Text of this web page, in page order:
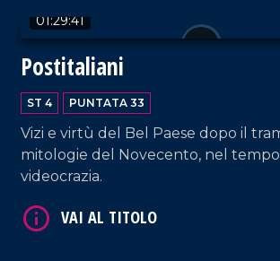
01:29:41
Postitaliani
ST 4 PUNTATA 33
Vizi e virtù del Bel Paese dopo il
mitologie del Novecento, nel
videocrazia.